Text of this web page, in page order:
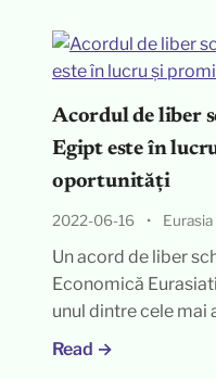
Acordul de liber
Egipt este în
oportunități
2022-06-16 •
Un acord de liber
Economică
unul dintre cele mai
Read →